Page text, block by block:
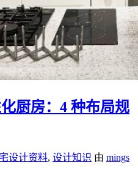
厨房：4 种布局规
设计资料, 设计知识 由 mings